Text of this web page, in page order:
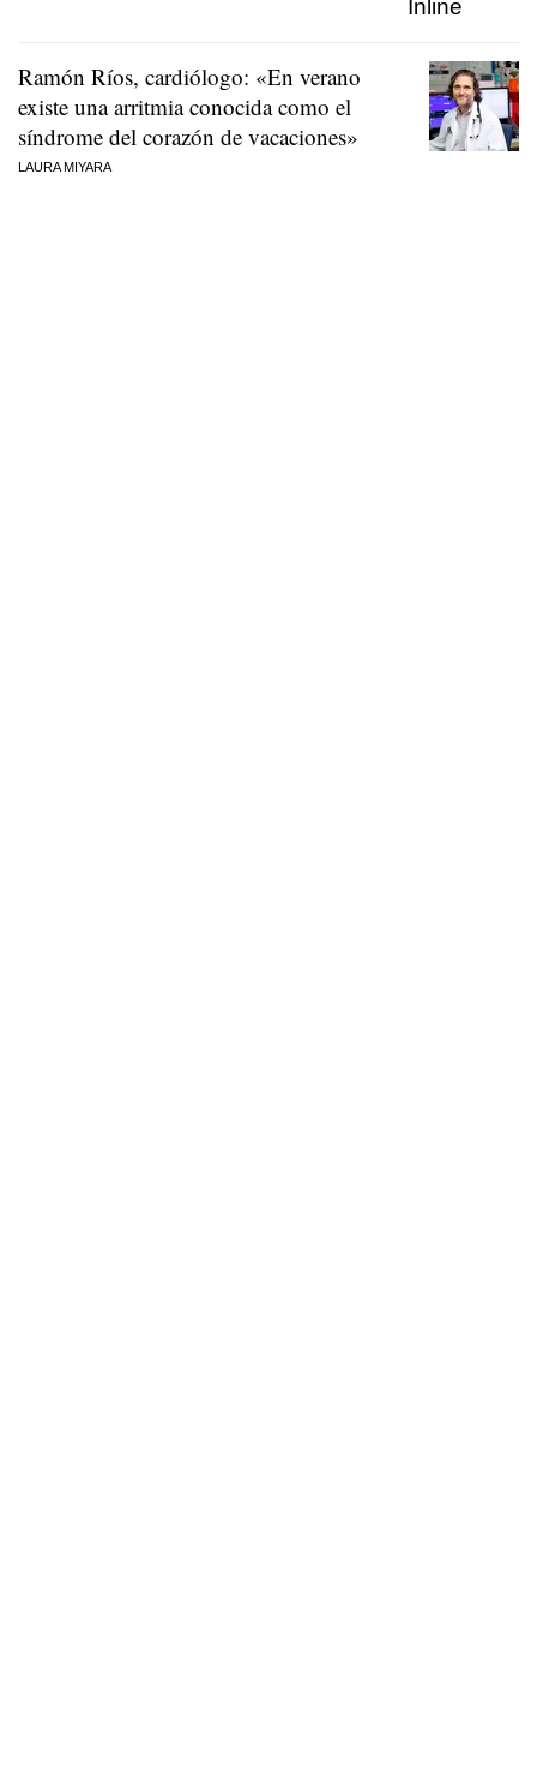
Ramón Ríos, cardiólogo: «En verano
existe una arritmia conocida como el
síndrome del corazón de vacaciones»
LAURA MIYARA